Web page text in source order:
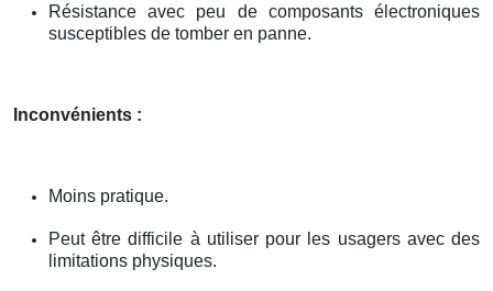
Résistance avec peu de composants électroniques
susceptibles de tomber en panne.
Inconvénients :
Moins pratique.
Peut être difficile à utiliser pour les usagers avec des
limitations physiques.